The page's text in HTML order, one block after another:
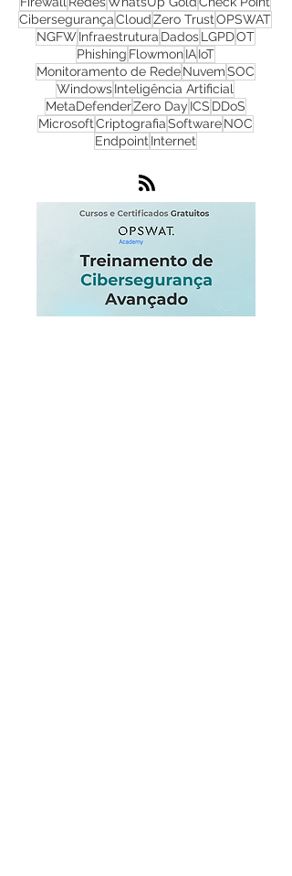
CyberSecurityTIHackersMalware
Cyber SecurityRansomwareProgress
FirewallRedesWhatsUp Gold Check Point
CibersegurançaCloudZero Trust
NGFWInfraestruturaDadosLGPDOT
PhishingFlowmonIAIoT
Monitoramento de RedeNuvemSOC
WindowsInteligência Artificial
MetaDefenderZero DayICS
EndpointInternet